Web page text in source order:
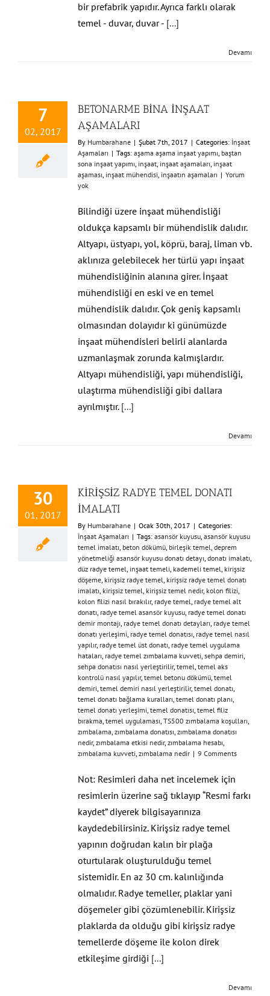
bir prefabrik yapıdır. Ayrıca farklı olarak
temel - duvar, duvar - [...]
Devamı
7
02, 2017
BETONARME BİNA İNŞAAT
AŞAMALARI
By Humbarahane | Şubat 7th, 2017 | Categories: İnşaat
Aşamaları | Tags: aşama aşama inşaat yapımı, baştan
sona inşaat yapımı, inşaat, inşaat aşamaları, inşaat
aşaması, inşaat mühendisi, inşaatın aşamaları | Yorum
yok
Bilindiği üzere inşaat mühendisliği
oldukça kapsamlı bir mühendislik dalıdır.
Altyapı, üstyapı, yol, köprü, baraj, liman vb.
aklınıza gelebilecek her türlü yapı inşaat
mühendisliğinin alanına girer. İnşaat
mühendisliği en eski ve en temel
mühendislik dalıdır. Çok geniş kapsamlı
olmasından dolayıdır ki günümüzde
inşaat mühendisleri belirli alanlarda
uzmanlaşmak zorunda kalmışlardır.
Altyapı mühendisliği, yapı mühendisliği,
ulaştırma mühendisliği gibi dallara
ayrılmıştır. [...]
Devamı
30
01, 2017
KİRİŞSİZ RADYE TEMEL DONATI
İMALATI
By Humbarahane | Ocak 30th, 2017 | Categories:
İnşaat Aşamaları | Tags: asansör kuyusu, asansör kuyusu
temel imalatı, beton dökümü, birleşik temel, deprem
yönetmeliği asansör kuyusu donatı detayı, donatı imalatı,
düz radye temel, inşaat temeli, kademeli temel, kirişsiz
döşeme, kirişsiz radye temel, kirişsiz radye temel donatı
imalatı, kirişsiz temel, kirişsiz temel nedir, kolon filizi,
kolon filizi nasıl bırakılır, radye temel, radye temel alt
donatı, radye temel asansör kuyusu, radye temel donatı
demir montajı, radye temel donatı detayları, radye temel
donatı yerleşimi, radye temel donatısı, radye temel nasıl
yapılır, radye temel üst donatı, radye temel uygulama
hataları, radye temel zımbalama kuvveti, sehpa demiri,
sehpa donatısı nasıl yerleştirilir, temel, temel aks
kontrolü nasıl yapılır, temel betonu dökümü, temel
demiri, temel demiri nasıl yerleştirilir, temel donatı,
temel donatı bağlama kuralları, temel donatı planı,
temel donatı yerleşimi, temel donatısı, temel filiz
bırakma, temel uygulaması, TS500 zımbalama koşulları,
zımbalama, zımbalama donatısı, zımbalama donatısı
nedir, zımbalama etkisi nedir, zımbalama hesabı,
zımbalama kuvveti, zımbalama nedir | 9 Comments
Not: Resimleri daha net incelemek için
resimlerin üzerine sağ tıklayıp “Resmi farkı
kaydet” diyerek bilgisayarınıza
kaydedebilirsiniz. Kirişsiz radye temel
yapının doğrudan kalın bir plağa
oturtularak oluşturulduğu temel
sistemidir. En az 30 cm. kalınlığında
olmalıdır. Radye temeller, plaklar yani
döşemeler gibi çözümlenebilir. Kirişsiz
plaklarda da olduğu gibi kirişsiz radye
temellerde döşeme ile kolon direk
etkileşime girdiği [...]
Devamı